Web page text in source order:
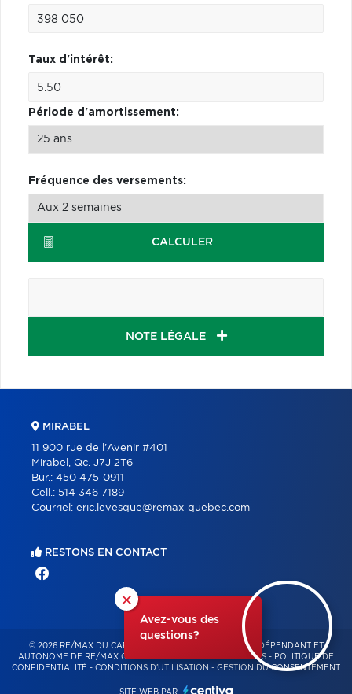
Taux d'intérêt:
Période d'amortissement:
Fréquence des versements:
CALCULER
NOTE LÉGALE
×
Avez-vous des
questions?
MIRABEL
11 900 rue de l'Avenir #401
Mirabel, Qc. J7J 2T6
Bur.: 450 475-0911
Cell.: 514 346-7189
Courriel: eric.levesque@remax-quebec.com
RESTONS EN CONTACT
© 2026 RE/MAX DU CARTIER BONJOUR – FRANCHISÉ INDÉPENDANT ET
AUTONOME DE RE/MAX QUÉBEC – TOUS DROITS RÉSERVÉS - POLITIQUE DE
CONFIDENTIALITÉ - CONDITIONS D'UTILISATION - GESTION DU CONSENTEMENT
SITE WEB PAR